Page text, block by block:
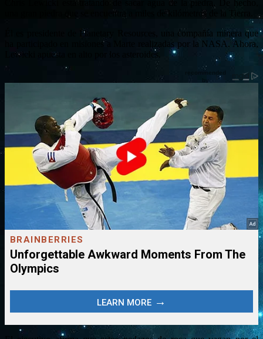
Chris Lewicki está tratando de sacar agua de la piedra. De hecho,
una gran piedra que se encuentra a miles de kilómetros de la Tierra.
Él es presidente de Planetary Resources, una compañía minera que
ha participado en misiones a Marte realizadas por la NASA. Ahora,
Lewicki apuesta en alto por los asteroides.